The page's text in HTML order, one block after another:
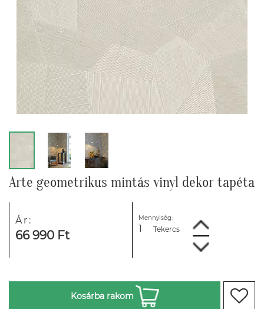
Arte geometrikus mintás vinyl dekor tapéta
Ár:
66 990 Ft
Mennyiség:
Tekercs
Kosárba rakom